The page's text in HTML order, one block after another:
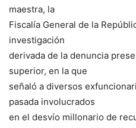
maestra, la
Fiscalía General de la
investigación
derivada de la denuncia
superior, en la que
señaló a diversos
pasada involucrados
en el desvío millonario de